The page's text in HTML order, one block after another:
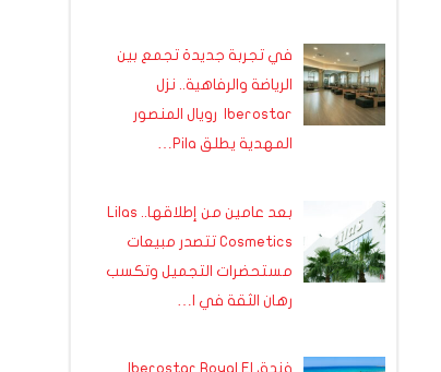
في تجربة جديدة تجمع بين
الرياضة والرفاهية.. نزل
Iberostar رويال المنصور
المهدية يطلق Pila…
بعد عامين من إطلاقها.. Lilas
Cosmetics تتصدر مبيعات
مستحضرات التجميل وتكسب
رهان الثقة في ا…
فندق Iberostar Royal El